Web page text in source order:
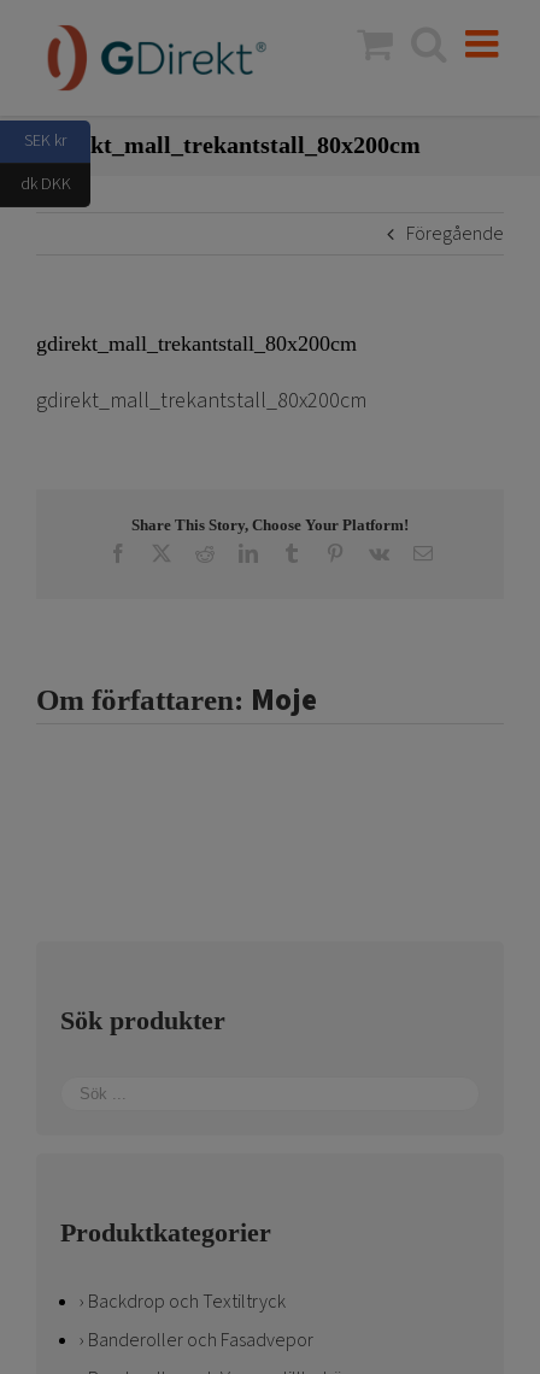
innehållet
gdirekt_mall_trekantstall_80x200cm
Föregående
gdirekt_mall_trekantstall_80x200cm
gdirekt_mall_trekantstall_80x200cm
Share This Story, Choose Your Platform!
Facebook RedditLinkedInTumblr Pinterest
Vk E-
Om författaren: Moje
Sök produkter
Produktkategorier
Backdrop och Textiltryck
Banderoller och Fasadvepor
SEK kr
dk DKK